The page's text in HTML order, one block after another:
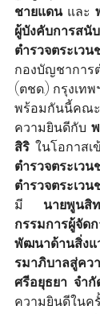
ชายแดน และ
ผู้บังคับการ
ตำรวจตระเว
กองบัญชาการ
(ตชด.) กรุงเทพ
พร้อมกันนี้คณ
ความยินดีกับ
สิริ ในโอกาสเ
ตำรวจตระเ
ตำรวจตระเ
มี นายพูนสิ
กรรมการผู้จั
พัฒนาด้านสิ่
รมาภิบาลสู่ค
ศรีอยุธยา จำ
ความยินดีในค